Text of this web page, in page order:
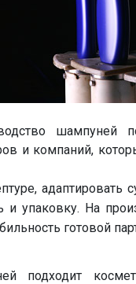
шампуней
и компаний,
упаковку. На
готовой
подходит